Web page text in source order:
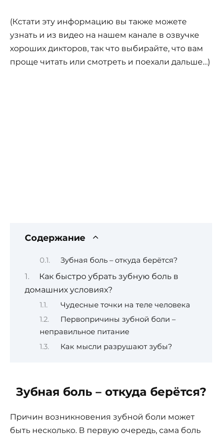
(Кстати эту информацию вы также можете
узнать и из видео на нашем канале в озвучке
хороших дикторов, так что выбирайте, что вам
проще читать или смотреть и поехали дальше…)
Содержание
Зубная боль – откуда берётся?
Как быстро убрать зубную боль в
домашних условиях?
Чудесные точки на теле человека
Первопричины зубной боли –
неправильное питание
Как мысли разрушают зубы?
Зубная боль – откуда берётся?
Причин возникновения зубной боли может
быть несколько. В первую очередь, сама боль